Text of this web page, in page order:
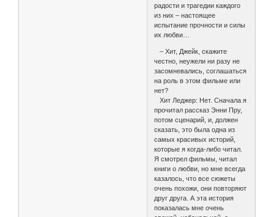
радости и трагедии каждого
из них – настоящее
испытание прочности и силы
их любви…
– Хит, Джейк, скажите
честно, неужели ни разу не
засомневались, соглашаться
на роль в этом фильме или
нет?
Хит Леджер: Нет. Сначала я
прочитал рассказ Энни Пру,
потом сценарий, и, должен
сказать, это была одна из
самых красивых историй,
которые я когда-либо читал.
Я смотрел фильмы, читал
книги о любви, но мне всегда
казалось, что все сюжеты
очень похожи, они повторяют
друг друга. А эта история
показалась мне очень